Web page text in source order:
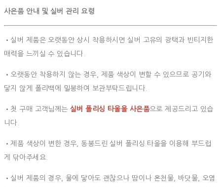
사은품 안내 및 실버 관리 요령
•실버 제품은 오랫동안 상시 착용하시면 실버 고유의 광택과 빈티지한
매력을 느끼실 수 있습니다.
•오랫동안 착용하지 않는 경우, 제품 색상이 변할 수 있으므로 공기와
닿지 않게 폴리백에 밀봉하여 보관부탁드립니다.
•첫 구매 고객님께는실버 폴리싱 타올을 사은품으로 제공드리고 있습
니다.
•제품 색상이 변한 경우, 동봉드린 실버 폴리싱 타올을 이용해 부드럽
게 닦아주세요.
•실버 제품의 경우, 물에 닿아도 괜찮으나 땀이나 온천물, 바닷물, 오염